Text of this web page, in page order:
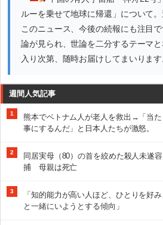
ルーを乗せて地球に帰還」について
このニュース、今後の続報にも注目
論が見られ、世論を二分するテーマ
入り次第、随時お届けしてまいります
週間人気記事
1
熊本でベトナム人が老人を救出→「当
事にするんだ」と日本人たちが激怒。
2
同居実母（80）の首を絞めた殺人未遂
捕 母親は死亡
3
「知的能力が高い人ほど、ひとりを好
と一緒にいようとする傾向」